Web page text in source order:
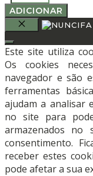
de
Punho
Pro-
Fix™
(PFDH)
-
OSTEOGENICS
ADICIONAR
Este site utiliza
Os cookies
navegador e são
ferramentas
ajudam a analisar
no site para
armazenados no
consentimento.
receber estes
pode afetar a sua